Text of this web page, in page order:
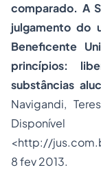
comparado. A
julgamento do
Beneficente
princípios:
substâncias
Navigandi,
<http://
8 fev 2013.